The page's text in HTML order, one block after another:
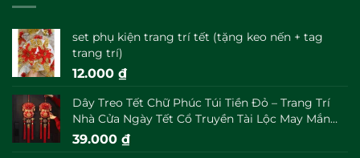
set phụ kiện trang trí tết (tặng keo nến + tag
trang trí)
12.000 ₫
Dây Treo Tết Chữ Phúc Túi Tiền Đỏ – Trang Trí
Nhà Cửa Ngày Tết Cổ Truyền Tài Lộc May Mắn
Đầu Năm
39.000 ₫